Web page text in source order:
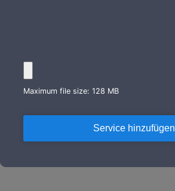
Maximum file size: 128 MB
Service hinzufügen